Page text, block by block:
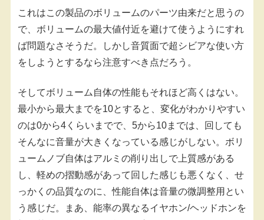
これはこの製品のボリュームのパーツ由来だと思うの
で、ボリュームの最大値付近を避けて使うようにすれ
ば問題なさそうだ。しかし音質面で超シビアな使い方
をしようとするなら注意すべき点だろう。
そしてボリューム自体の性能もそれほど高くはない。
最小から最大までを10とすると、変化がわかりやすい
のは0から4くらいまでで、5から10までは、回しても
そんなに音量が大きくなっている感じがしない。ボリ
ュームノブ自体はアルミの削り出しで上質感がある
し、軽めの摺動感があって回した感じも悪くなく、せ
っかくの品質なのに、性能自体は音量の微調整用とい
う感じだ。まあ、能率の異なるイヤホン/ヘッドホンを